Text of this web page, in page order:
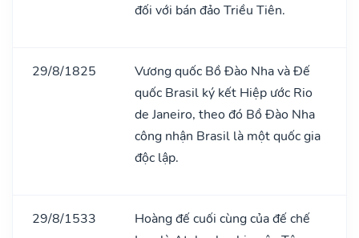
đối với bán đảo Triều Tiên.
29/8/1825
Vương quốc Bồ Đào Nha và Đế
quốc Brasil ký kết Hiệp ước Rio
de Janeiro, theo đó Bồ Đào Nha
công nhận Brasil là một quốc gia
độc lập.
29/8/1533
Hoàng đế cuối cùng của đế chế